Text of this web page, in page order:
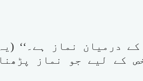
درمیان نماز ہے۔‘‘ (یہ
کے لیے جو نماز پڑھنا